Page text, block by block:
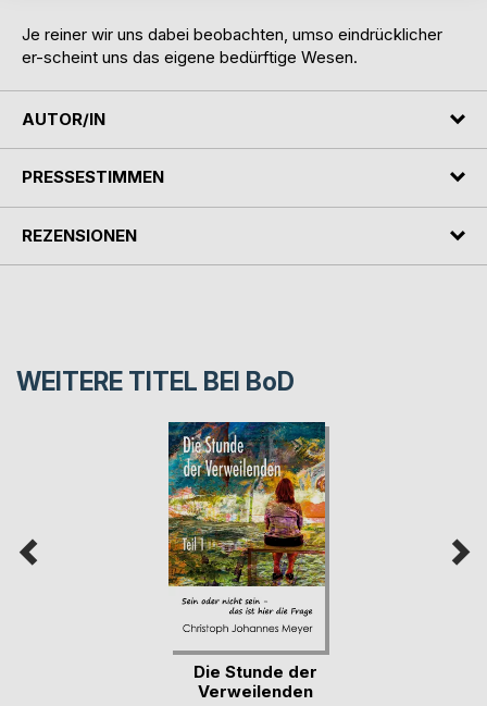
Je reiner wir uns dabei beobachten, umso eindrücklicher
er-scheint uns das eigene bedürftige Wesen.
AUTOR/IN
PRESSESTIMMEN
REZENSIONEN
WEITERE TITEL BEI BoD
Die Stunde der
Verweilenden